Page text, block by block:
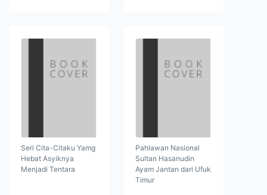
Seri Cita-Citaku Yamg
Hebat Asyiknya
Menjadi Tentara
Pahlawan Nasional
Sultan Hasanudin
Ayam Jantan dari Ufuk
Timur